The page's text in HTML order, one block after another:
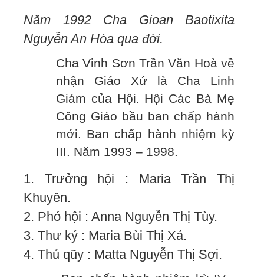
Năm 1992 Cha Gioan Baotixita
Nguyễn An Hòa qua đời.
Cha Vinh Sơn Trần Văn Hoà về
nhận Giáo Xứ là Cha Linh
Giám của Hội. Hội Các Bà Mẹ
Công Giáo bầu ban chấp hành
mới. Ban chấp hành nhiệm kỳ
III. Năm 1993 – 1998.
1. Trưởng hội : Maria Trần Thị
Khuyên.
2. Phó hội : Anna Nguyễn Thị Tùy.
3. Thư ký : Maria Bùi Thị Xá.
4. Thủ qũy : Matta Nguyễn Thị Sợi.